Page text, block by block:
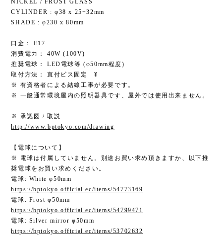
CYLINDER : φ38 x 25+32mm
SHADE : φ230 x 80mm
口金： E17
消費電力： 40W (100V)
推奨電球： LED電球等 (φ50mm程度)
取付方法： 直付ビス固定 ¥
※ 有資格者による結線工事が必要です。
※ 一般通常環境屋内の照明器具です、屋外では使用出来ません。
※ 承認図 / 取説
http://www.bptokyo.com/drawing
【電球について】
※ 電球は付属していません。別途お買い求め頂きますか、以下推
奨電球をお買い求めください。
電球: White φ50mm
https://bptokyo.official.ec/items/54773169
電球: Frost φ50mm
https://bptokyo.official.ec/items/54799471
電球: Silver mirror φ50mm
https://bptokyo.official.ec/items/53702632